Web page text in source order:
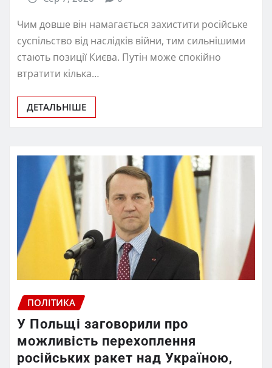
Чим довше він намагається захистити російське
суспільство від наслідків війни, тим сильнішими
стають позиції Києва. Путін може спокійно
втратити кілька…
ДЕТАЛЬНІШЕ
ПОЛІТИКА
У Польщі заговорили про
можливість перехоплення
російських ракет над Україною,